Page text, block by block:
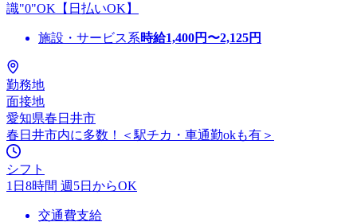
識"0"OK【日払いOK】
施設・サービス系時給1,400円〜2,125円
勤務地
面接地
愛知県春日井市
春日井市内に多数！＜駅チカ・車通勤okも有＞
シフト
1日8時間 週5日からOK
交通費支給